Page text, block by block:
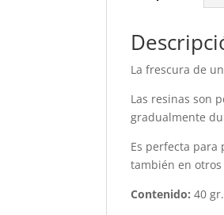
La frescura de
Las resinas son
gradualmente
Es perfecta para
también en
Contenido: 40 gr.